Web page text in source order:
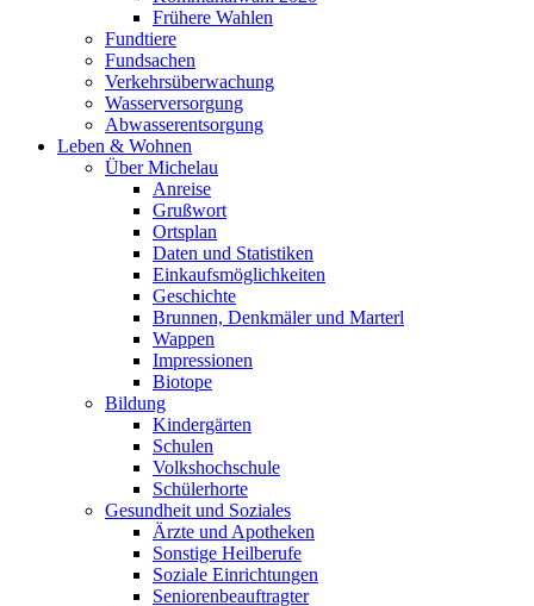
Frühere Wahlen
Fundtiere
Fundsachen
Verkehrsüberwachung
Wasserversorgung
Abwasserentsorgung
Leben & Wohnen
Über Michelau
Anreise
Grußwort
Ortsplan
Daten und Statistiken
Einkaufsmöglichkeiten
Geschichte
Brunnen, Denkmäler und Marterl
Wappen
Impressionen
Biotope
Bildung
Kindergärten
Schulen
Volkshochschule
Schülerhorte
Gesundheit und Soziales
Ärzte und Apotheken
Sonstige Heilberufe
Soziale Einrichtungen
Seniorenbeauftragter